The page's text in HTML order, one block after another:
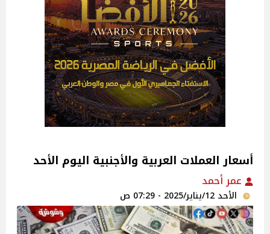
أسعار العملات العربية والأجنبية اليوم الأحد
عمر أحمد
الأحد 12/يناير/2025 - 07:29 ص